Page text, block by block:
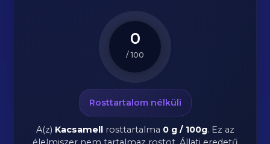
0
/ 100
Rosttartalom nélküli
A(z) Kacsamellrosttartalma 0 g / 100g. Ez az